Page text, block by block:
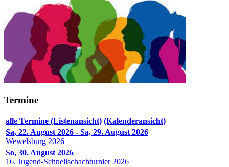
Termine
alle Termine (Listenansicht) (Kalenderansicht)
Sa, 22. August 2026 - Sa, 29. August 2026
Wewelsburg 2026
So, 30. August 2026
16. Jugend-Schnellschachturnier 2026